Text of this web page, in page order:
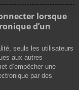
lorsque
d’un
seuls les utilisateurs
aux autres
d’empêcher une
par des